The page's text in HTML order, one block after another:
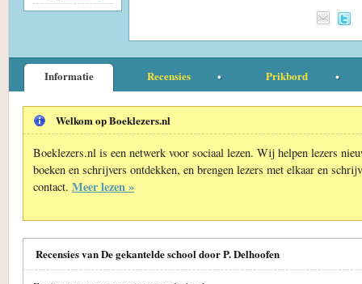
Informatie Recensies Prikbord
Welkom op Boeklezers.nl
Boeklezers.nl is een netwerk voor sociaal lezen. Wij helpen lezers
boeken en schrijvers ontdekken, en brengen lezers met elkaar en
contact. Meer lezen »
Recensies van De gekantelde school door P. Delhoofen